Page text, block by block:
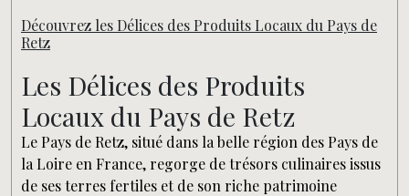
Découvrez les Délices des Produits Locaux du Pays de
Retz
Les Délices des Produits
Locaux du Pays de Retz
Le Pays de Retz, situé dans la belle région des Pays de
la Loire en France, regorge de trésors culinaires issus
de ses terres fertiles et de son riche patrimoine